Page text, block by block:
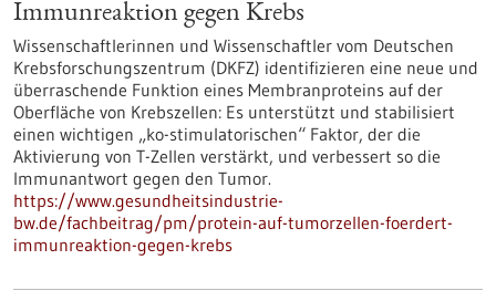
Immunreaktion gegen Krebs
Wissenschaftlerinnen und Wissenschaftler vom Deutschen
Krebsforschungszentrum (DKFZ) identifizieren eine neue und
überraschende Funktion eines Membranproteins auf der
Oberfläche von Krebszellen: Es unterstützt und stabilisiert
einen wichtigen „ko-stimulatorischen“ Faktor, der die
Aktivierung von T-Zellen verstärkt, und verbessert so die
Immunantwort gegen den Tumor.
https://www.gesundheitsindustrie-
bw.de/fachbeitrag/pm/protein-auf-tumorzellen-foerdert-
immunreaktion-gegen-krebs